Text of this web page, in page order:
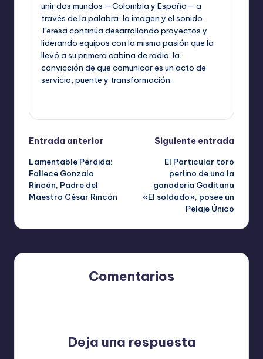
unir dos mundos —Colombia y España— a
través de la palabra, la imagen y el sonido.
Teresa continúa desarrollando proyectos y
liderando equipos con la misma pasión que la
llevó a su primera cabina de radio: la
convicción de que comunicar es un acto de
servicio, puente y transformación.
Navegación
de
entradas
Entrada anterior
Lamentable Pérdida:
Fallece Gonzalo
Rincón, Padre del
Maestro César Rincón
Siguiente entrada
El Particular toro
perlino de una la
ganaderia Gaditana
«El soldado», posee un
Pelaje Único
Comentarios
Deja una respuesta